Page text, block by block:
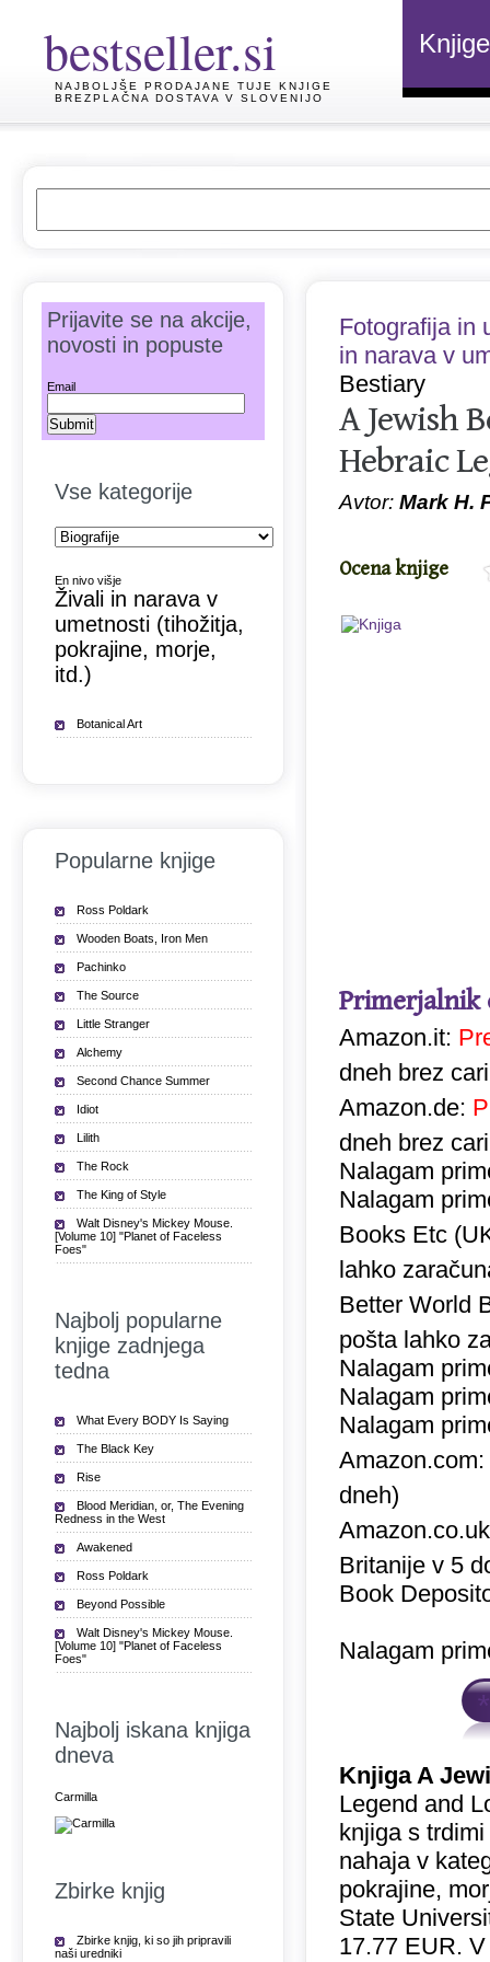
bestseller.si
NAJBOLJŠE PRODAJANE TUJE KNJIGE
BREZPLAČNA DOSTAVA V SLOVENIJO
Knjige
Fotografija in
in narava v
Bestiary
A Jewish
Hebraic
Avtor: Mark H.
Ocena knjige
Primerjalnik
Amazon.it:
dneh brez
Amazon.de:
dneh brez
Nalagam
Nalagam
Books Etc
lahko
Better World
pošta lahko
Nalagam
Nalagam
Nalagam
Amazon.com:
dneh)
Britanije v 5
Book
Nalagam
Knjiga A
Legend and
knjiga s
nahaja v
pokrajine,
State
17.77 EUR.
Prijavite se na akcije,
novosti in popuste
Email
Vse kategorije
En nivo višje
Živali in narava v
umetnosti (tihožitja,
pokrajine, morje,
itd.)
Botanical Art
Popularne knjige
Ross Poldark
Wooden Boats, Iron Men
Pachinko
The Source
Little Stranger
Alchemy
Second Chance Summer
Idiot
Lilith
The Rock
The King of Style
Walt Disney's Mickey Mouse.
[Volume 10] "Planet of Faceless
Foes"
Najbolj popularne
knjige zadnjega
tedna
What Every BODY Is Saying
The Black Key
Rise
Blood Meridian, or, The Evening
Redness in the West
Awakened
Ross Poldark
Beyond Possible
Walt Disney's Mickey Mouse.
[Volume 10] "Planet of Faceless
Foes"
Najbolj iskana knjiga
dneva
Carmilla
Zbirke knjig
Zbirke knjig, ki so jih pripravili
naši uredniki